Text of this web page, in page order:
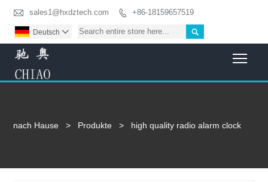
 sales1@hxdztech.com  +86-18159657519

Deutsch 
nach Hause > Produkte > high quality radio alarm clock